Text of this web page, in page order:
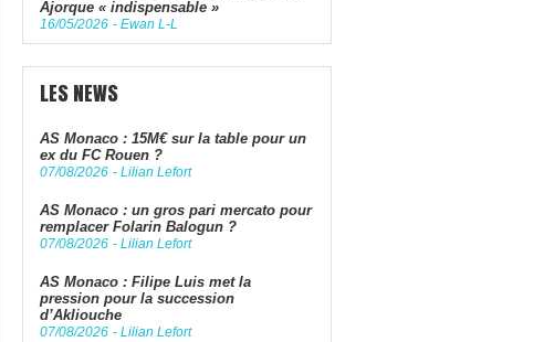
Ajorque « indispensable »
16/05/2026 - Ewan L-L
LES NEWS
AS Monaco : 15M€ sur la table pour un
ex du FC Rouen ?
07/08/2026 - Lilian Lefort
AS Monaco : un gros pari mercato pour
remplacer Folarin Balogun ?
07/08/2026 - Lilian Lefort
AS Monaco : Filipe Luis met la
pression pour la succession
d’Akliouche
07/08/2026 - Lilian Lefort